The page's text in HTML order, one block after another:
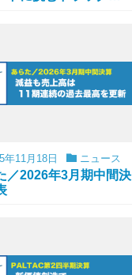
年11月18日 ニュース
／2026年3月期中間決